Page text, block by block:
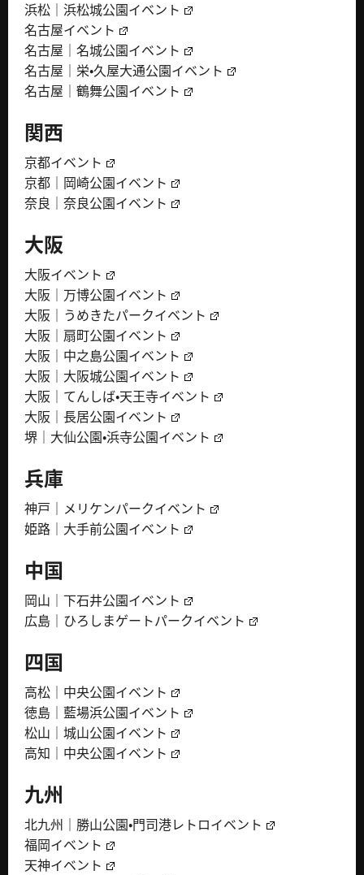
浜松｜浜松城公園イベント
名古屋イベント
名古屋｜名城公園イベント
名古屋｜栄・久屋大通公園イベント
名古屋｜鶴舞公園イベント
関西
京都イベント
京都｜岡崎公園イベント
奈良｜奈良公園イベント
大阪
大阪イベント
大阪｜万博公園イベント
大阪｜うめきたパークイベント
大阪｜扇町公園イベント
大阪｜中之島公園イベント
大阪｜大阪城公園イベント
大阪｜てんしば・天王寺イベント
大阪｜長居公園イベント
堺｜大仙公園・浜寺公園イベント
兵庫
神戸｜メリケンパークイベント
姫路｜大手前公園イベント
中国
岡山｜下石井公園イベント
広島｜ひろしまゲートパークイベント
四国
高松｜中央公園イベント
徳島｜藍場浜公園イベント
松山｜城山公園イベント
高知｜中央公園イベント
九州
北九州｜勝山公園・門司港レトロイベント
福岡イベント
天神イベント